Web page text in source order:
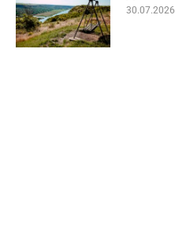
30.07.2026